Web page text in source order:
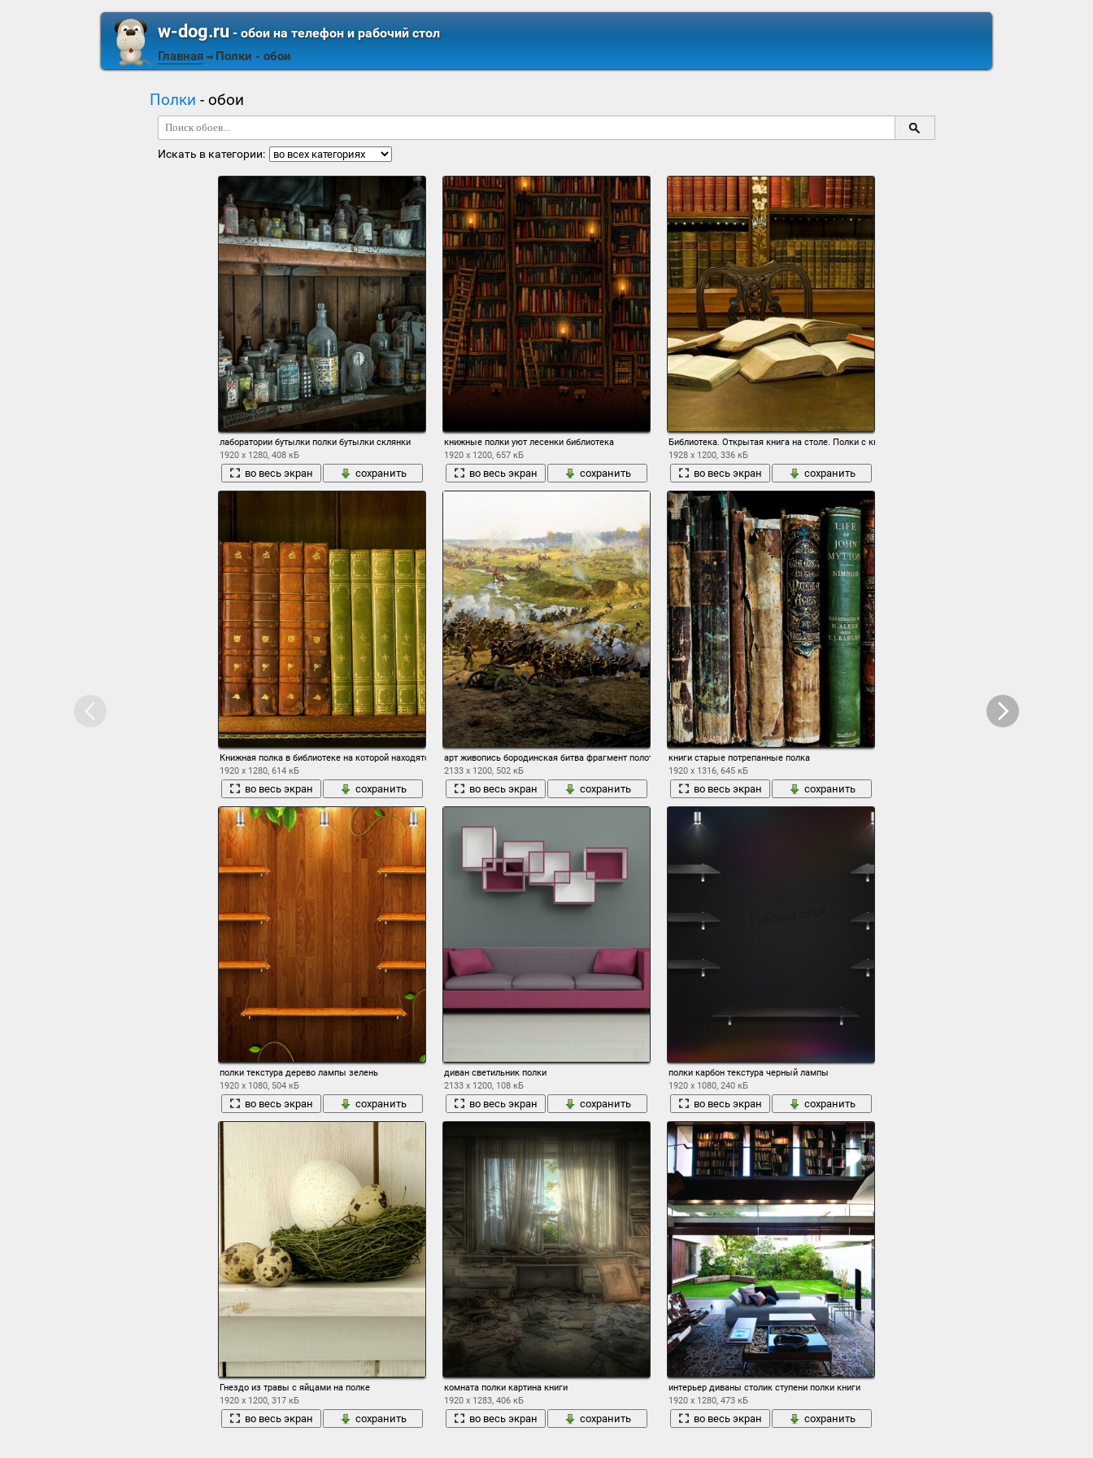
w-dog.ru- обои на телефон и рабочий стол
Главная ⇒ Полки - обои
Полки - обои
Искать в категории:
лаборатории бутылки полки бутылки склянки
1920 x 1280, 408 кБ
во весь экран сохранить
книжные полки уют лесенки библиотека
1920 x 1200, 657 кБ
во весь экран сохранить
Библиотека. Открытая книга на столе. Полки с книгами. Литературная гостиная
1928 x 1200, 336 кБ
во весь экран сохранить
Книжная полка в библиотеке на которой находятся книги
1920 x 1280, 614 кБ
во весь экран сохранить
арт живопись бородинская битва фрагмент полотна панорамы русский гвардейский полк отражают атаки французской кавалерии сражение у
2133 x 1200, 502 кБ
во весь экран сохранить
книги старые потрепанные полка
1920 x 1316, 645 кБ
во весь экран сохранить
полки текстура дерево лампы зелень
1920 x 1080, 504 кБ
во весь экран сохранить
диван светильник полки
2133 x 1200, 108 кБ
во весь экран сохранить
полки карбон текстура черный лампы
1920 x 1080, 240 кБ
во весь экран сохранить
Гнездо из травы с яйцами на полке
1920 x 1200, 317 кБ
во весь экран сохранить
комната полки картина книги
1920 x 1283, 406 кБ
во весь экран сохранить
интерьер диваны столик ступени полки книги
1920 x 1280, 473 кБ
во весь экран сохранить